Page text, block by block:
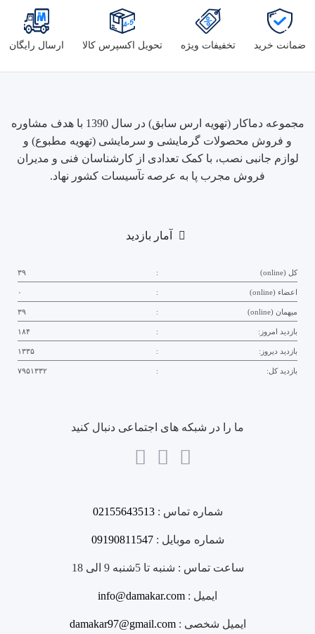
ضمانت خرید تخفیفات ویژه تحویل اکسپرس کالا ارسال رایگان
مجموعه دماکار (تهویه ارس سابق) در سال 1390 با هدف مشاوره
و فروش محصولات گرمایشی و سرمایشی (تهویه مطبوع) و
لوازم جانبی نصب، با کمک تعدادی از کارشناسان فنی و مدیران
فروش مجرب پا به عرصه تآسیسات کشور نهاد.
آمار بازدید
کل (online) : ۳۹
اعضاء (online) : ۰
میهمان (online) : ۳۹
بازدید امروز: : ۱۸۴
بازدید دیروز: : ۱۳۳۵
بازدید کل: : ۷۹۵۱۳۳۲
ما را در شبکه های اجتماعی دنبال کنید
شماره تماس :02155643513
شماره موبایل :09190811547
ساعت تماس : شنبه تا 5شنبه 9 الی 18
ایمیل : info@damakar.com
ایمیل شخصی :damakar97@gmail.com